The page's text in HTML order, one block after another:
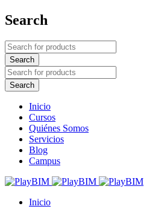
Search
Inicio
Cursos
Quiénes Somos
Servicios
Blog
Campus
Inicio